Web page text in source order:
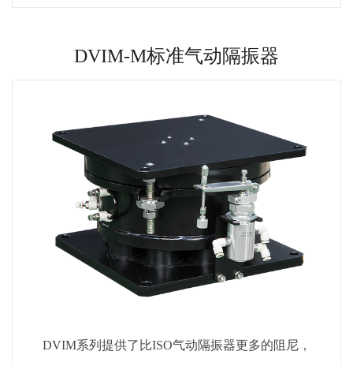
DVIM-M标准气动隔振器
DVIM系列提供了比ISO气动隔振器更多的阻尼，